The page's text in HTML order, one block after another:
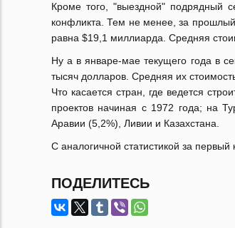
Кроме того, "выездной" подрядный
конфликта. Тем не менее, за прошлый
равна $19,1 миллиарда. Средняя
Ну а в январе-мае текущего года в
тысяч долларов. Средняя их
Что касается стран, где ведется
проектов начиная с 1972 года; на
Аравии (5,2%), Ливии и Казахстана.
С аналогичной статистикой за
ПОДЕЛИТЕСЬ